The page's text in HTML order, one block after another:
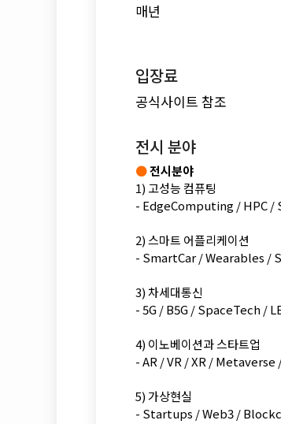
매년
입장료
공식사이트 참조
전시 분야
●전시분야
1) 고성능 컴퓨팅
- EdgeComputing / HPC
2) 스마트 어플리케이션
- SmartCar / Wearables
3) 차세대통신
- 5G / B5G / SpaceTech /
4) 이노베이션과 스타트업
- AR / VR / XR /
5) 가상현실
- Startups / Web3 /